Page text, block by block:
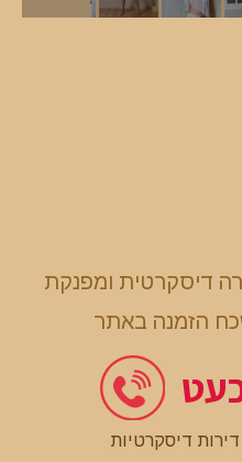
דיסקרטית ומפנקת
הזמנה באתר
דירות דיסקרטיות